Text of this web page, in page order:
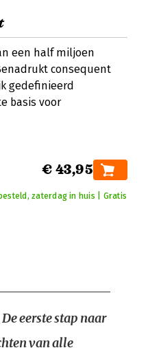
een half miljoen
consequent
gedefinieerd
basis voor
€ 43,95
zaterdag in huis | Gratis
De eerste stap naar
van alle